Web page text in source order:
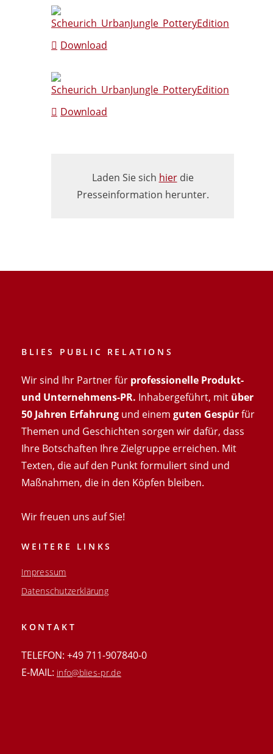
Download
Download
Laden Sie sich hierdie
Presseinformation herunter.
BLIES PUBLIC RELATIONS
Wir sind Ihr Partner für professionelle Produkt-
und Unternehmens-PR. Inhabergeführt, mit über
50 Jahren Erfahrung und einem guten Gespürfür
Themen und Geschichten sorgen wir dafür, dass
Ihre Botschaften Ihre Zielgruppe erreichen. Mit
Texten, die auf den Punkt formuliert sind und
Maßnahmen, die in den Köpfen bleiben.
Wir freuen uns auf Sie!
WEITERE LINKS
Impressum
Datenschutzerklärung
KONTAKT
TELEFON: +49 711-907840-0
E-MAIL: info@blies-pr.de